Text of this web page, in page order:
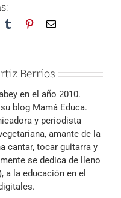
Tumblr PinterestCorreo
electrónico
Berríos
en el año 2010.
blog Mamá Educa.
y periodista
amante de la
cantar, tocar guitarra y
se dedica de lleno
la educación en el